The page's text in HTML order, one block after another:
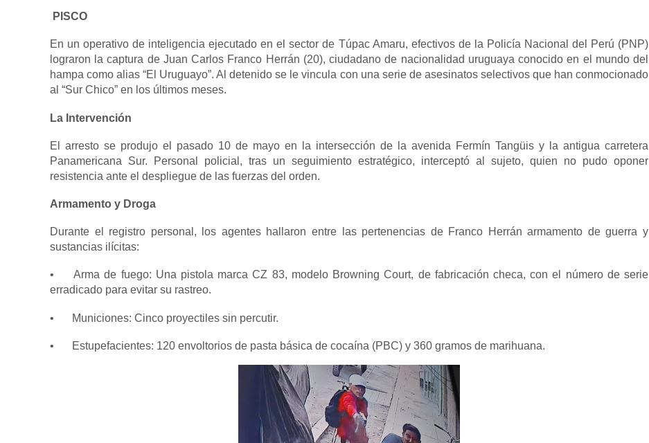
PISCO
En un operativo de inteligencia ejecutado en el sector de Túpac Amaru, efectivos de la Policía Nacional del Perú (PNP)
lograron la captura de Juan Carlos Franco Herrán (20), ciudadano de nacionalidad uruguaya conocido en el mundo del
hampa como alias “El Uruguayo”. Al detenido se le vincula con una serie de asesinatos selectivos que han conmocionado
al “Sur Chico” en los últimos meses.
La Intervención
El arresto se produjo el pasado 10 de mayo en la intersección de la avenida Fermín Tangüis y la antigua carretera
Panamericana Sur. Personal policial, tras un seguimiento estratégico, interceptó al sujeto, quien no pudo oponer
resistencia ante el despliegue de las fuerzas del orden.
Armamento y Droga
Durante el registro personal, los agentes hallaron entre las pertenencias de Franco Herrán armamento de guerra y
sustancias ilícitas:
•
Arma de fuego: Una pistola marca CZ 83, modelo Browning Court, de fabricación checa, con el número de serie
erradicado para evitar su rastreo.
• Municiones: Cinco proyectiles sin percutir.
• Estupefacientes: 120 envoltorios de pasta básica de cocaína (PBC) y 360 gramos de marihuana.